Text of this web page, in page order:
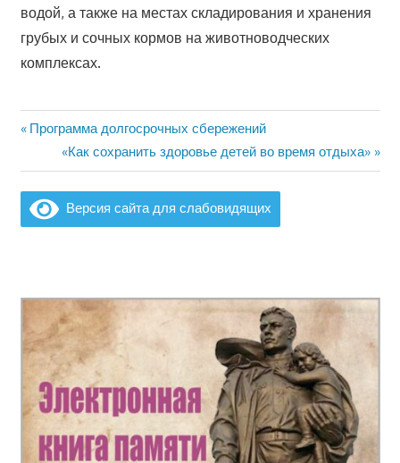
водой, а также на местах складирования и хранения
грубых и сочных кормов на животноводческих
комплексах.
Навигация
по
записям
Предыдущая
запись:
Программа долгосрочных сбережений
Следующая
запись:
«Как сохранить здоровье детей во время отдыха»
Версия сайта для слабовидящих